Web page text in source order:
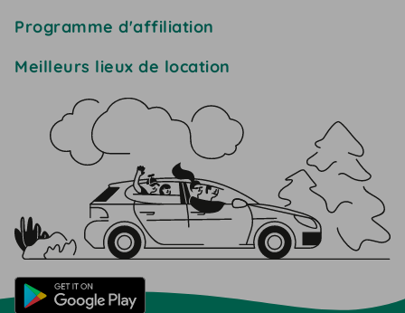
Programme d'affiliation
Meilleurs lieux de location